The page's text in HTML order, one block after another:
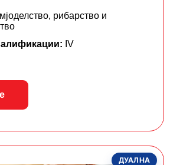
рибарство и
IV
ДУАЛНА